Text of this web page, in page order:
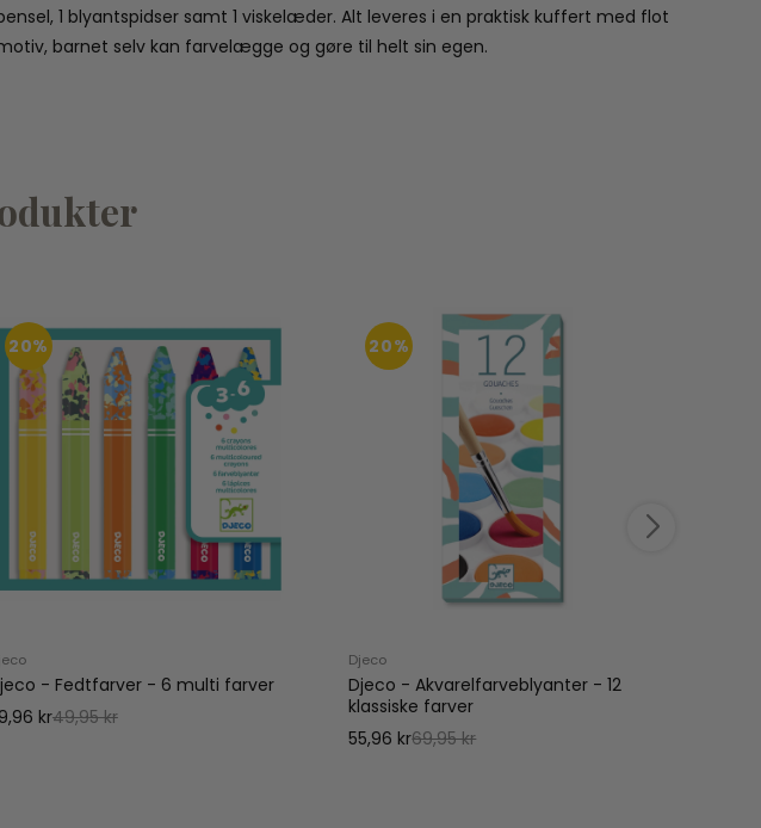
1 blyantspidser samt 1 viskelæder. Alt leveres i en praktisk kuffert med flot
barnet selv kan farvelægge og gøre til helt sin egen.
20%
- Fedtfarver - 6 multi farver
kr49,95 kr
20%
Djeco
Djeco - Akvarelfarveblyanter - 12
klassiske farver
55,96 kr69,95 kr